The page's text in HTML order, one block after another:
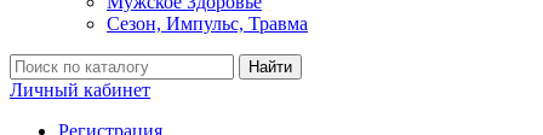
Сезон, Импульс, Травма
Найти
Личный кабинет
Регистрация